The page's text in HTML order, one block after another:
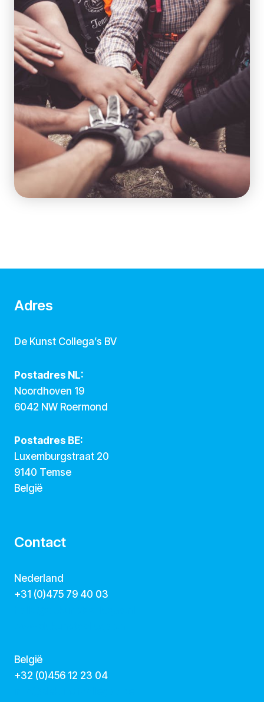
Adres
De Kunst Collega’s BV
Postadres NL:
Noordhoven 19
6042 NW Roermond
Postadres BE:
Luxemburgstraat 20
9140 Temse
België
Contact
Nederland
+31 (0)475 79 40 03
België
‭+32 (0)456 12 23 04‬